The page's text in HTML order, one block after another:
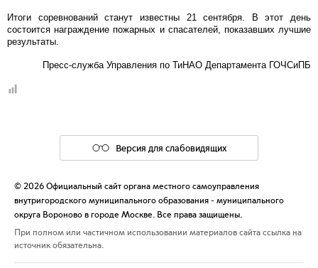
Итоги соревнований станут известны 21 сентября. В этот день
состоится награждение пожарных и спасателей, показавших лучшие
результаты.
Пресс-служба Управления по ТиНАО Департамента ГОЧСиПБ
Версия для слабовидящих
© 2026 Официальный сайт органа местного самоуправления
внутригородского муниципального образования - муниципального
округа Вороново в городе Москве. Все права защищены.
При полном или частичном использовании материалов сайта ссылка на
источник обязательна.